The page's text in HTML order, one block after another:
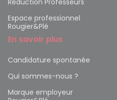
Espace professionnel
Rougier&Plé
En savoir plus
Candidature spontanée
Qui sommes-nous ?
Marque employeur